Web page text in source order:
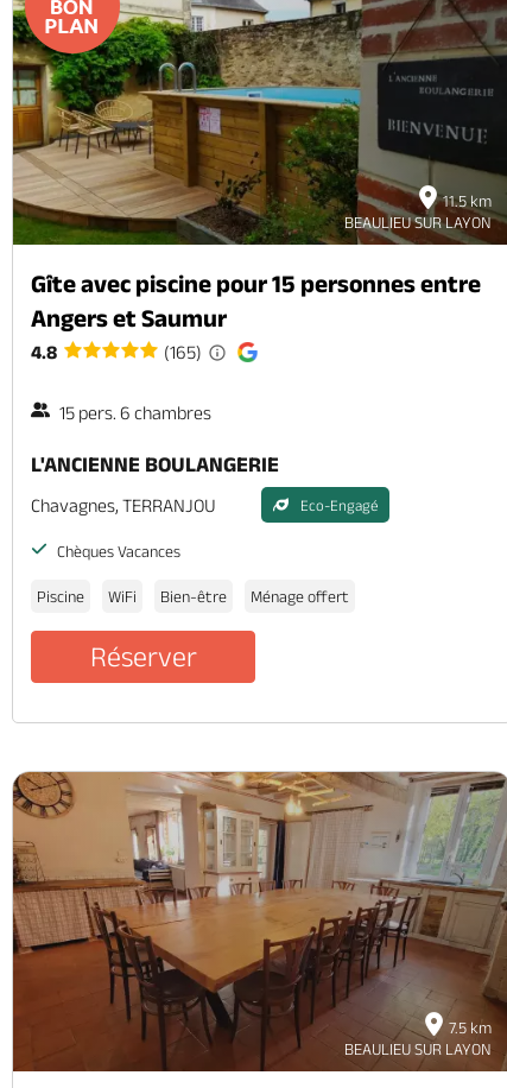
11.5 km
BEAULIEU SUR LAYON
Gîte avec piscine pour 15 personnes entre
Angers et Saumur
4.8 (165)
15 pers. 6 chambres
L'ANCIENNE BOULANGERIE
Chavagnes, TERRANJOU Eco-Engagé
Chèques Vacances
Piscine WiFi Bien-être Ménage offert
Réserver
7.5 km
BEAULIEU SUR LAYON